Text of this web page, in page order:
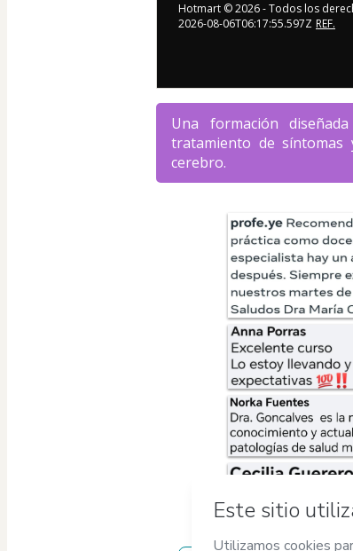
Hotmart ©2026- Todos los
2026-08-06T06:17:55.597Z REF.
Una formación
tratamiento de
cerebro.